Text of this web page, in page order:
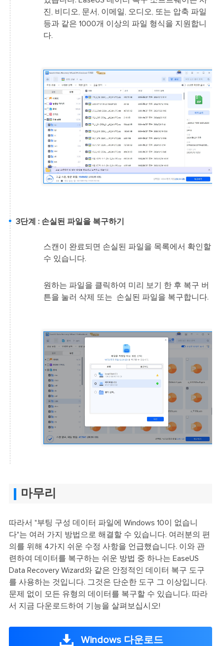
진, 비디오, 문서, 이메일, 오디오, 또는 압축 파일
등과 같은 1000개 이상의 파일 형식을 지원합니
다.
3단계 : 손실된 파일을 복구하기
스캔이 완료되면 손실된 파일을 목록에서 확인할
수 있습니다.
원하는 파일을 클릭하여 미리 보기 한 후 복구 버
튼을 눌러 삭제 또는 손실된 파일을 복구합니다.
마무리
따라서 "부팅 구성 데이터 파일에 Windows 10이 없습니
다"는 여러 가지 방법으로 해결할 수 있습니다. 여러분의 편
의를 위해 4가지 쉬운 수정 사항을 언급했습니다. 이와 관
련하여 데이터를 복구하는 쉬운 방법 중 하나는 EaseUS
Data Recovery Wizard와 같은 안정적인 데이터 복구 도구
를 사용하는 것입니다. 그것은 단순한 도구 그 이상입니다.
문제 없이 모든 유형의 데이터를 복구할 수 있습니다. 따라
서 지금 다운로드하여 기능을 살펴보십시오!
Windows 다운로드